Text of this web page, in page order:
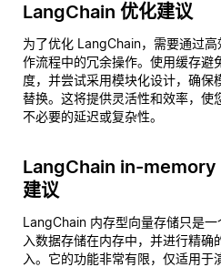
LangChain 优化建议
为了优化 LangChain，需要通过
作流程中的冗余操作。使用缓存避
度，并尝试采用模块化设计，确保
替换。这将提供灵活性和效率，使
不必要的延迟或复杂性。
LangChain in-
建议
LangChain 内存型向量存储只是
入数据存储在内存中，并进行精
入。它的功能非常有限，仅适用